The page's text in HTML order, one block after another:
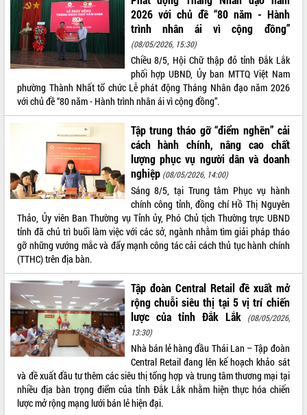
Hòn Yến phát triển du lịch gắn với bảo
tồn biển
Lấy ý kiến điều chỉnh Quy hoạch tỉnh
Đắk Lắk thời kỳ 2021-2030, tầm nhìn
đến năm 2050
Phát động chiến dịch 30 ngày đêm
giải phóng mặt bằng Tuyến đường bộ
ven biển
Đắk Lắk nỗ lực thúc đẩy tăng trưởng
kinh tế từ 10% trở lên trong Quý
Đắk Lắk ký kết thỏa thuận hợp tác về
chuyển đổi số giai đoạn 2026 – 2030
với Tập đoàn Bưu chính Viễn thông
Việt Nam
Thứ trưởng Bộ Y tế làm việc với tỉnh
Đắk Lắk về phát triển nhân lực y tế
cho trạm y tế cấp xã
Du lịch Đắk Lắk nâng tầm trải nghiệm
du khách thông qua Hệ thống cơ sở dữ
liệu và Bản đồ số
Tập huấn ứng dụng trí tuệ nhân tạo (AI)
trong thương mại điện tử năm 2026
Đoàn đại biểu Quốc hội tỉnh Đắk Lắk
trao đổi thông tin trước Kỳ họp thứ
nhất, Quốc hội khóa XVI
Quyết liệt cải cách hành chính, khơi
thông nguồn lực phát triển
2026 với chủ đề “80 năm - Hành
trình nhân ái vì cộng đồng”
(08/05/2026, 15:30)
Chiều 8/5, Hội Chữ thập đỏ tỉnh Đắk Lắk
phối hợp UBND, Ủy ban MTTQ Việt Nam
phường Thành Nhất tổ chức Lễ phát động Tháng Nhân đạo năm 2026
với chủ đề “80 năm - Hành trình nhân ái vì cộng đồng”.
Tập trung tháo gỡ “điểm nghẽn” cải
cách hành chính, nâng cao chất
lượng phục vụ người dân và doanh
nghiệp (08/05/2026, 14:00)
Sáng 8/5, tại Trung tâm Phục vụ hành
chính công tỉnh, đồng chí Hồ Thị Nguyên
Thảo, Ủy viên Ban Thường vụ Tỉnh ủy, Phó Chủ tịch Thường trực UBND
tỉnh đã chủ trì buổi làm việc với các sở, ngành nhằm tìm giải pháp tháo
gỡ những vướng mắc và đẩy mạnh công tác cải cách thủ tục hành chính
(TTHC) trên địa bàn.
Tập đoàn Central Retail đề xuất mở
rộng chuỗi siêu thị tại 5 vị trí chiến
lược của tỉnh Đắk Lắk
(08/05/2026,
13:30)
Nhà bán lẻ hàng đầu Thái Lan – Tập đoàn
Central Retail đang lên kế hoạch khảo sát
và đề xuất đầu tư thêm các siêu thị tổng hợp và trung tâm thương mại tại
nhiều địa bàn trọng điểm của tỉnh Đắk Lắk nhằm hiện thực hóa chiến
lược mở rộng mạng lưới bán lẻ hiện đại.